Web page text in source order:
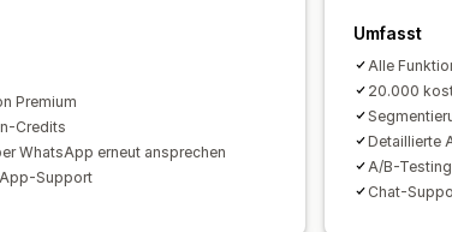
Premium
Credits
WhatsApp erneut ansprechen
Support
Umfasst
Alle
20.000
Detaillierte
A/B-Testing
Chat-